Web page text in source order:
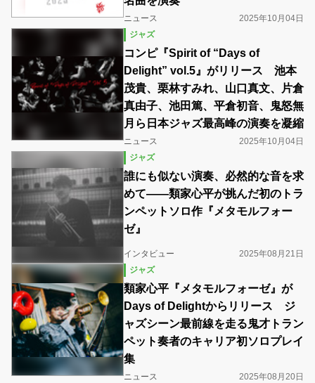
ニュース
2025年10月04日
ジャズ
コンピ『Spirit of “Days of
Delight” vol.5』がリリース 池本
茂貴、栗林すみれ、山口真文、片倉
真由子、池田篤、平倉初音、鬼怒無
月ら日本ジャズ最高峰の演奏を凝縮
ニュース
2025年10月04日
ジャズ
誰にも似ない演奏、必然的な音を求
めて――類家心平が挑んだ初のトラ
ンペットソロ作『メタモルフォー
ゼ』
インタビュー
2025年08月21日
ジャズ
類家心平『メタモルフォーゼ』が
Days of Delightからリリース ジ
ャズシーン最前線を走る鬼才トラン
ペット奏者のキャリア初ソロプレイ
集
ニュース
2025年08月20日